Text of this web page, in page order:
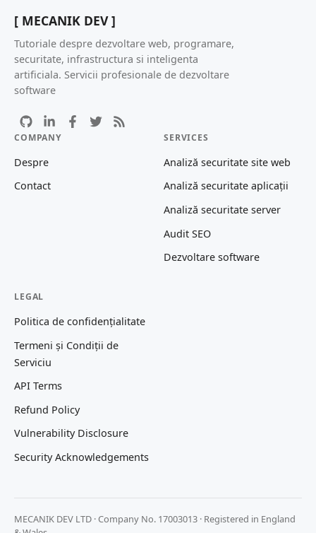
[ MECANIK DEV ]
Tutoriale despre dezvoltare web, programare,
securitate, infrastructura si inteligenta
artificiala. Servicii profesionale de dezvoltare
software
COMPANY
Despre
Contact
SERVICES
Analiză securitate site web
Analiză securitate aplicații
Analiză securitate server
Audit SEO
Dezvoltare software
LEGAL
Politica de confidențialitate
Termeni și Condiții de
Serviciu
API Terms
Refund Policy
Vulnerability Disclosure
Security Acknowledgements
MECANIK DEV LTD · Company No. 17003013 · Registered in England